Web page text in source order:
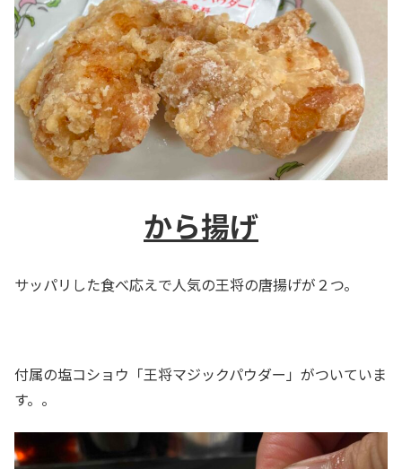
から揚げ
サッパリした食べ応えで人気の王将の唐揚げが２つ。
付属の塩コショウ「王将マジックパウダー」がついていま
す。。